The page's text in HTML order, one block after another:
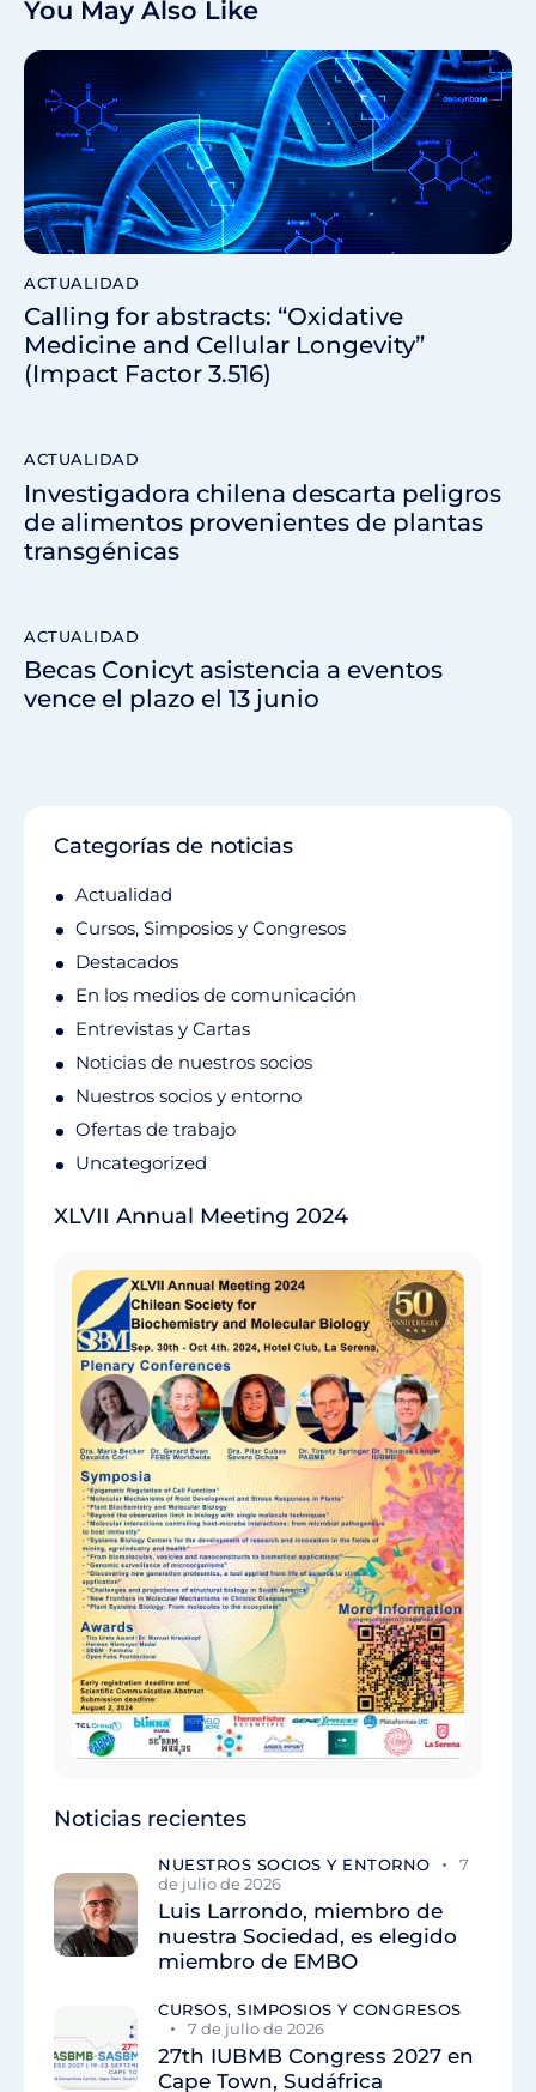
You May Also Like
ACTUALIDAD
Calling for abstracts: “Oxidative
Medicine and Cellular Longevity”
(Impact Factor 3.516)
ACTUALIDAD
Investigadora chilena descarta peligros
de alimentos provenientes de plantas
transgénicas
ACTUALIDAD
Becas Conicyt asistencia a eventos
vence el plazo el 13 junio
Categorías de noticias
Actualidad
Cursos, Simposios y Congresos
Destacados
En los medios de comunicación
Entrevistas y Cartas
Noticias de nuestros socios
Nuestros socios y entorno
Ofertas de trabajo
Uncategorized
XLVII Annual Meeting 2024
Noticias recientes
NUESTROS SOCIOS Y ENTORNO
7
de julio de 2026
Luis Larrondo, miembro de
nuestra Sociedad, es elegido
miembro de EMBO
CURSOS, SIMPOSIOS Y CONGRESOS
7 de julio de 2026
27th IUBMB Congress 2027 en
Cape Town, Sudáfrica